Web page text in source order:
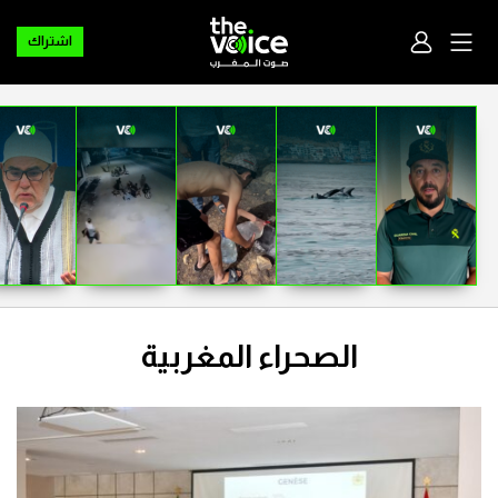
اشتراك
الصحراء المغربية